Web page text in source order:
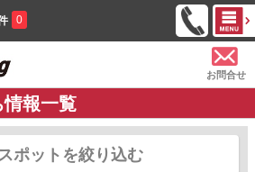
0
お問合せ
報一覧
スポットを絞り込む